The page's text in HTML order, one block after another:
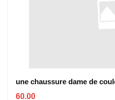
une chaussure dame de
60.00